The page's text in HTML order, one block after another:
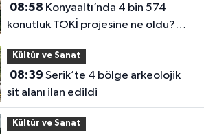
08:58
konutluk TOKİ projesine ne oldu?
Hak sahipleri beklemede
Kültür ve Sanat
08:39
sit alanı ilan edildi
Kültür ve Sanat